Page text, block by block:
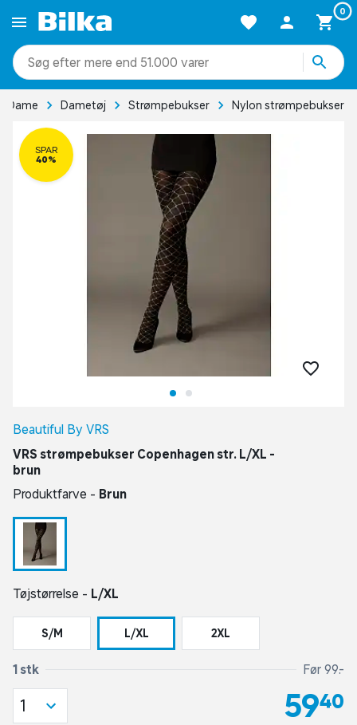
0
mere end 51.000 varer
Dame Dametøj Strømpebukser Nylon strømpebukser
SPAR
40%
Beautiful By VRS
VRS strømpebukser Copenhagen str. L/XL -
brun
Produktfarve - Brun
Tøjstørrelse - L/XL
S/M L/XL 2XL
1 stk Før 99,-
59,40
1